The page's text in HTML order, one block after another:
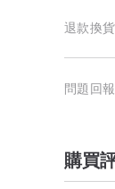
退款換
問題回報
購買